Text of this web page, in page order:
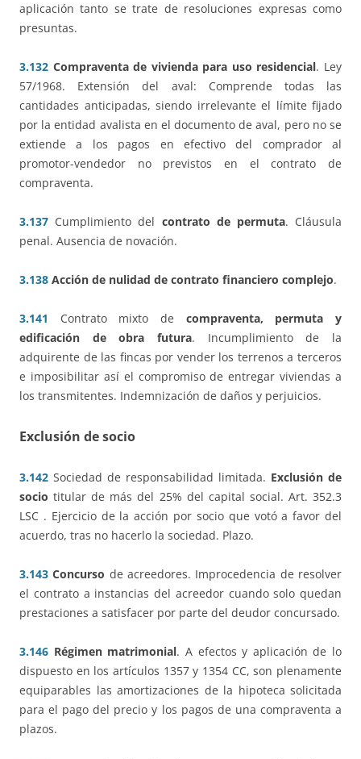
aplicación tanto se trate de resoluciones expresas como
presuntas.
3.132 Compraventa de vivienda para uso residencial. Ley
57/1968. Extensión del aval: Comprende todas las
cantidades anticipadas, siendo irrelevante el límite fijado
por la entidad avalista en el documento de aval, pero no se
extiende a los pagos en efectivo del comprador al
promotor-vendedor no previstos en el contrato de
compraventa.
3.137 Cumplimiento del contrato de permuta. Cláusula
penal. Ausencia de novación.
3.138 Acción de nulidad de contrato financiero complejo.
3.141 Contrato mixto de compraventa, permuta y
edificación de obra futura. Incumplimiento de la
adquirente de las fincas por vender los terrenos a terceros
e imposibilitar así el compromiso de entregar viviendas a
los transmitentes. Indemnización de daños y perjuicios.
Exclusión de socio
3.142 Sociedad de responsabilidad limitada. Exclusión de
socio titular de más del 25% del capital social. Art. 352.3
LSC . Ejercicio de la acción por socio que votó a favor del
acuerdo, tras no hacerlo la sociedad. Plazo.
3.143Concurso de acreedores. Improcedencia de resolver
el contrato a instancias del acreedor cuando solo quedan
prestaciones a satisfacer por parte del deudor concursado.
3.146 Régimen matrimonial. A efectos y aplicación de lo
dispuesto en los artículos 1357 y 1354 CC, son plenamente
equiparables las amortizaciones de la hipoteca solicitada
para el pago del precio y los pagos de una compraventa a
plazos.